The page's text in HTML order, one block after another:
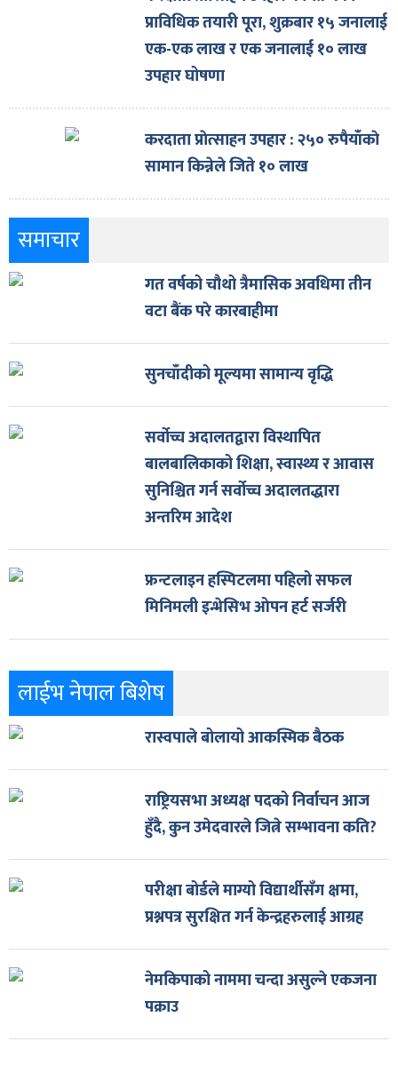
प्राविधिक तयारी पूरा, शुक्रबार १५ जनालाई
एक-एक लाख र एक जनालाई १० लाख
उपहार घोषणा
करदाता प्राेत्साहन उपहार : २५० रुपैयाँकाे
सामान किन्नेले जिते १० लाख
समाचार
गत वर्षको चौथो त्रैमासिक अवधिमा तीन
वटा बैंक परे कारबाहीमा
सुनचाँदीको मूल्यमा सामान्य वृद्धि
सर्वोच्च अदालतद्वारा विस्थापित
बालबालिकाको शिक्षा, स्वास्थ्य र आवास
सुनिश्चित गर्न सर्वोच्च अदालतद्धारा
अन्तरिम आदेश
फ्रन्टलाइन हस्पिटलमा पहिलो सफल
मिनिमली इन्भेसिभ ओपन हर्ट सर्जरी
लाईभ नेपाल बिशेष
रास्वपाले बोलायो आकस्मिक बैठक
राष्ट्रियसभा अध्यक्ष पदको निर्वाचन आज
हुँदै, कुन उमेदवारले जित्ने सम्भावना कति?
परीक्षा बोर्डले माग्यो विद्यार्थीसँग क्षमा,
प्रश्नपत्र सुरक्षित गर्न केन्द्रहरुलाई आग्रह
नेमकिपाको नाममा चन्दा असुल्ने एकजना
पक्राउ